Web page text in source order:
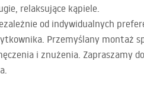
relaksujące kąpiele.
od indywidualnych
Przemyślany montaż
i znużenia. Zapraszamy